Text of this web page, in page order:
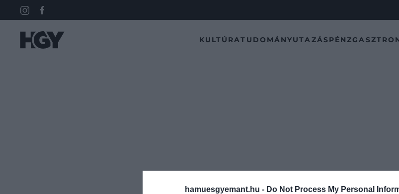
hamuesgyemant.hu - Do Not Process My Personal
KULTÚRATUDOMÁNYUTAZÁSPÉNZ